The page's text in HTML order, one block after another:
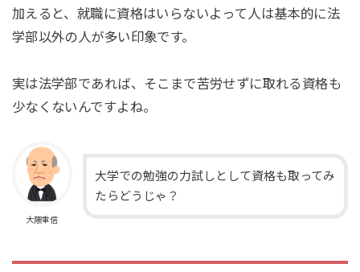
加えると、就職に資格はいらないよって人は基本的に法
学部以外の人が多い印象です。
実は法学部であれば、そこまで苦労せずに取れる資格も
少なくないんですよね。
大隈重信
大学での勉強の力試しとして資格も取ってみ
たらどうじゃ？